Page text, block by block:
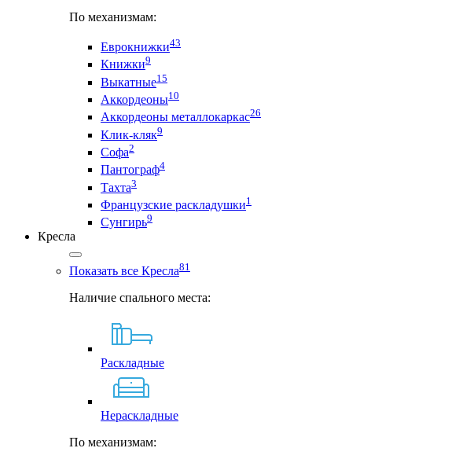
По механизмам:
Еврокнижки43
Книжки9
Выкатные15
Аккордеоны10
Аккордеоны металлокаркас26
Клик-кляк9
Софа2
Пантограф4
Тахта3
Французские раскладушки1
Сунгирь9
Кресла
Показать все Кресла81
Наличие спального места:
Раскладные
Нераскладные
По механизмам: